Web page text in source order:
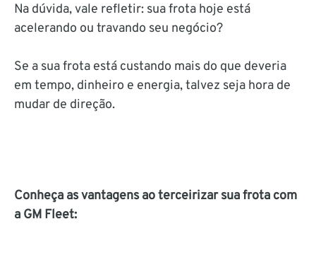
Na dúvida, vale refletir: sua frota hoje está
acelerando ou travando seu negócio?
Se a sua frota está custando mais do que deveria
em tempo, dinheiro e energia, talvez seja hora de
mudar de direção.
Conheça as vantagens ao terceirizar sua frota com
a GM Fleet: